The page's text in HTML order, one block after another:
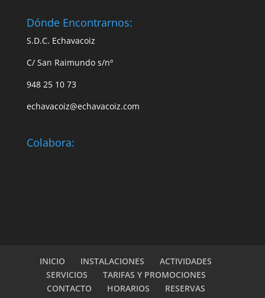
Dónde Encontrarnos:
S.D.C. Echavacoiz
C/ San Raimundo s/nº
948 25 10 73
echavacoiz@echavacoiz.com
Colabora:
INICIO INSTALACIONES
ACTIVIDADES
SERVICIOS
TARIFAS Y PROMOCIONES
CONTACTO
HORARIOS
RESERVAS